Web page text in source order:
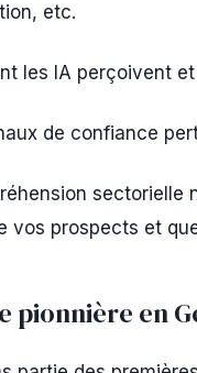
etc.
les IA perçoivent
de confiance
sectorielle
vos prospects et
pionnière en